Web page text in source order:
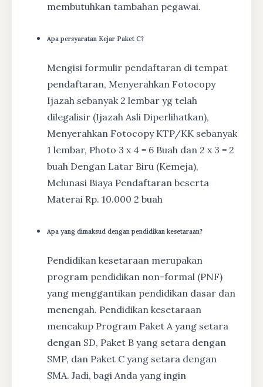
membutuhkan tambahan pegawai.
Apa persyaratan Kejar Paket C?
Mengisi formulir pendaftaran di tempat
pendaftaran, Menyerahkan Fotocopy
Ijazah sebanyak 2 lembar yg telah
dilegalisir (Ijazah Asli Diperlihatkan),
Menyerahkan Fotocopy KTP/KK sebanyak
1 lembar, Photo 3 x 4 = 6 Buah dan 2 x 3 = 2
buah Dengan Latar Biru (Kemeja),
Melunasi Biaya Pendaftaran beserta
Materai Rp. 10.000 2 buah
Apa yang dimaksud dengan pendidikan kesetaraan?
Pendidikan kesetaraan merupakan
program pendidikan non-formal (PNF)
yang menggantikan pendidikan dasar dan
menengah. Pendidikan kesetaraan
mencakup Program Paket A yang setara
dengan SD, Paket B yang setara dengan
SMP, dan Paket C yang setara dengan
SMA. Jadi, bagi Anda yang ingin